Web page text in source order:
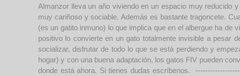
Almanzor lleva un año viviendo en un espacio muy reducido
muy cariñoso y sociable. Además es bastante tragoncete.
(es un gatito inmuno) lo que implica que en el albergue ha de
positivo lo convierte en un gato totalmente invisible a pesar
socializar, disfrutar de todo lo que se está perdiendo y
hogar) y con una buena adaptación, los gatos FIV pueden
donde está ahora. Si tienes dudas escríbenos.